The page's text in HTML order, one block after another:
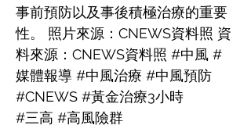
事前預防以及事後積極治療的重要
性。 照片來源：CNEWS資料照 資
料來源：CNEWS資料照 #中風 #
媒體報導 #中風治療 #中風預防
#CNEWS #黃金治療3小時
#三高 #高風險群